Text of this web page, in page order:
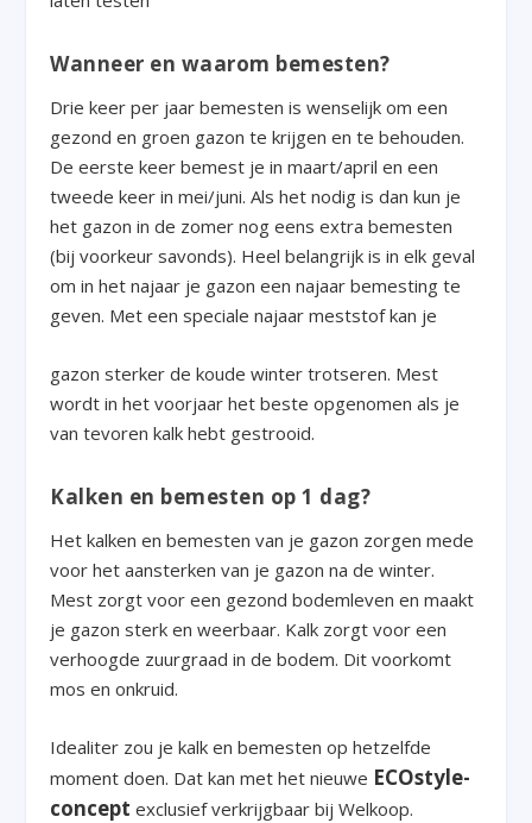
Wanneer en waarom bemesten?
Drie keer per jaar bemesten is wenselijk om een
gezond en groen gazon te krijgen en te behouden.
De eerste keer bemest je in maart/april en een
tweede keer in mei/juni. Als het nodig is dan kun je
het gazon in de zomer nog eens extra bemesten
(bij voorkeur savonds). Heel belangrijk is in elk geval
om in het najaar je gazon een najaar bemesting te
geven. Met een speciale najaar meststof kan je
gazon sterker de koude winter trotseren. Mest
wordt in het voorjaar het beste opgenomen als je
van tevoren kalk hebt gestrooid.
Kalken en bemesten op 1 dag?
Het kalken en bemesten van je gazon zorgen mede
voor het aansterken van je gazon na de winter.
Mest zorgt voor een gezond bodemleven en maakt
je gazon sterk en weerbaar. Kalk zorgt voor een
verhoogde zuurgraad in de bodem. Dit voorkomt
mos en onkruid.
Idealiter zou je kalk en bemesten op hetzelfde
moment doen. Dat kan met het nieuwe ECOstyle-
conceptexclusief verkrijgbaar bij Welkoop.